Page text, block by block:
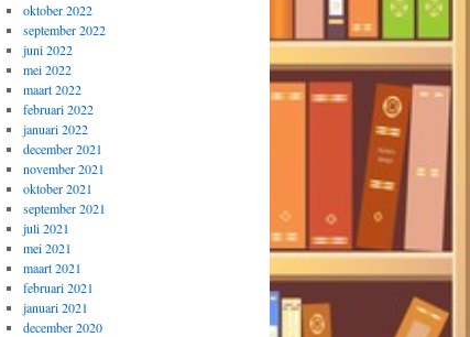
oktober 2022
september 2022
juni 2022
mei 2022
maart 2022
februari 2022
januari 2022
december 2021
november 2021
oktober 2021
september 2021
juli 2021
mei 2021
maart 2021
februari 2021
januari 2021
december 2020